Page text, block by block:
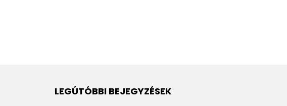
LEGÚTÓBBI BEJEGYZÉSEK